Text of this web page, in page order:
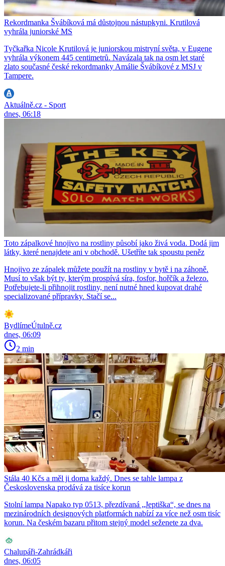
Rekordmanka Švábíková má důstojnou nástupkyni. Krutilová
vyhrála juniorské MS
Tyčkařka Nicole Krutilová je juniorskou mistryní světa, v Eugene
vyhrála výkonem 445 centimetrů. Navázala tak na osm let staré
zlato současné české rekordmanky Amálie Švábíkové z MSJ v
Tampere.
Aktuálně.cz - Sport
dnes, 06:18
Toto zápalkové hnojivo na rostliny působí jako živá voda. Dodá jim
látky, které nenajdete ani v obchodě. Ušetříte tak spoustu peněz
Hnojivo ze zápalek můžete použít na rostliny v bytě i na záhoně.
Musí to však být ty, kterým prospívá síra, fosfor, hořčík a železo.
Potřebujete-li přihnojit rostliny, není nutné hned kupovat drahé
specializované přípravky. Stačí se...
BydlímeÚtulně.cz
dnes, 06:09
2 min
Stála 40 Kčs a měl ji doma každý. Dnes se tahle lampa z
Československa prodává za tisíce korun
Stolní lampa Napako typ 0513, přezdívaná „Jeptiška“, se dnes na
mezinárodních designových platformách nabízí za více než osm tisíc
korun. Na českém bazaru přitom stejný model seženete za dva.
Chalupáři-Zahrádkáři
dnes, 06:05